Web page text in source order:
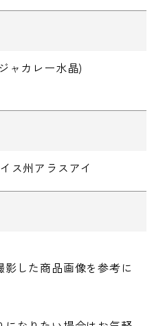
ャカレー水晶)
ス州アラスアイ
した商品画像を参考に